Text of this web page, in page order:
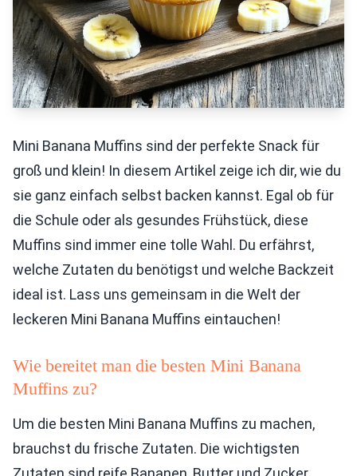
Mini Banana Muffins sind der perfekte Snack für
groß und klein! In diesem Artikel zeige ich dir, wie du
sie ganz einfach selbst backen kannst. Egal ob für
die Schule oder als gesundes Frühstück, diese
Muffins sind immer eine tolle Wahl. Du erfährst,
welche Zutaten du benötigst und welche Backzeit
ideal ist. Lass uns gemeinsam in die Welt der
leckeren Mini Banana Muffins eintauchen!
Wie bereitet man die besten Mini Banana
Muffins zu?
Um die besten Mini Banana Muffins zu machen,
brauchst du frische Zutaten. Die wichtigsten